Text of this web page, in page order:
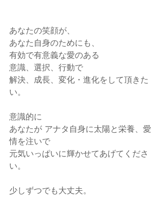
あなたの笑顔が、
あなた自身のためにも、
有効で有意義な愛のある
意識、選択、行動で
解決、成長、変化・進化をして頂きた
い。
意識的に
あなたが アナタ自身に太陽と栄養、愛
情を注いで
元気いっぱいに輝かせてあげてくださ
い。
少しずつでも大丈夫。